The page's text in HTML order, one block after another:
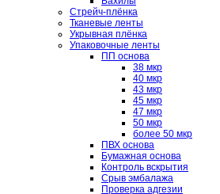
Стрейч-плёнка
Тканевые ленты
Укрывная плёнка
Упаковочные ленты
ПП основа
38 мкр
40 мкр
43 мкр
45 мкр
47 мкр
50 мкр
более 50 мкр
ПВХ основа
Бумажная основа
Контроль вскрытия
Срыв эмбалажа
Проверка адгезии